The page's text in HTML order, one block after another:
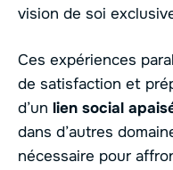
vision de soi
Ces expériences
de satisfaction et
d’un lien social
dans d’autres
nécessaire pour